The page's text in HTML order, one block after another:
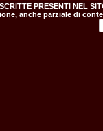
PRESENTI NEL
anche parziale di